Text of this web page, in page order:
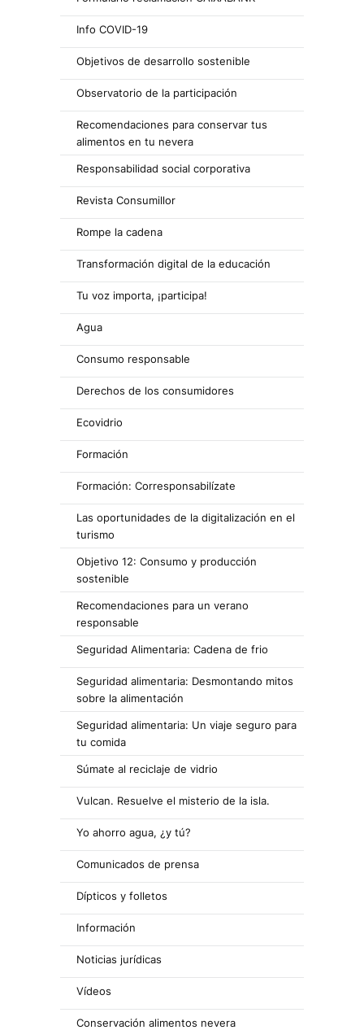
Info COVID-19
Objetivos de desarrollo sostenible
Observatorio de la participación
Recomendaciones para conservar tus
alimentos en tu nevera
Responsabilidad social corporativa
Revista Consumillor
Rompe la cadena
Transformación digital de la educación
Tu voz importa, ¡participa!
Agua
Consumo responsable
Derechos de los consumidores
Ecovidrio
Formación
Formación: Corresponsabilízate
Las oportunidades de la digitalización en el
turismo
Objetivo 12: Consumo y producción
sostenible
Recomendaciones para un verano
responsable
Seguridad Alimentaria: Cadena de frio
Seguridad alimentaria: Desmontando mitos
sobre la alimentación
Seguridad alimentaria: Un viaje seguro para
tu comida
Súmate al reciclaje de vidrio
Vulcan. Resuelve el misterio de la isla.
Yo ahorro agua, ¿y tú?
Comunicados de prensa
Dípticos y folletos
Información
Noticias jurídicas
Vídeos
Conservación alimentos nevera